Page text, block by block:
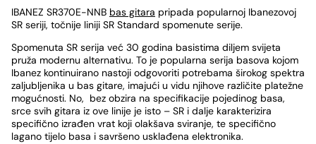
IBANEZ SR370E-NNB bas gitara pripada popularnoj Ibanezovoj
SR seriji, točnije liniji SR Standard spomenute serije.
Spomenuta SR serija već 30 godina basistima diljem svijeta
pruža modernu alternativu. To je popularna serija basova kojom
Ibanez kontinuirano nastoji odgovoriti potrebama širokog spektra
zaljubljenika u bas gitare, imajući u vidu njihove različite platežne
mogućnosti. No, bez obzira na specifikacije pojedinog basa,
srce svih gitara iz ove linije je isto – SR i dalje karakterizira
specifično izrađen vrat koji olakšava sviranje, te specifično
lagano tijelo basa i savršeno usklađena elektronika.